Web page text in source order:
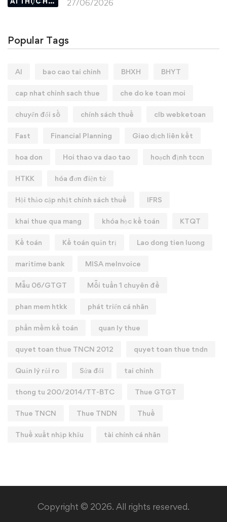
27/06/2026
Popular Tags
AI bao cao tai chinh BHXH BHYT
cap nhat chinh sach thue che do ke toan moi
chuyển đổi số chính sách thuế clb webketoan
Fast Financial Planning Giao dịch liên kết
hoa don Hoi thao va dao tao hoạch định tccn
HTKK hóa đơn điện tử
Hội thảo cập nhật chính sách thuế IFRS
khai thue qua mang khóa học kế toán KTQT
Kế toán Kế toán quản trị Lao dong tien luong
maritime bank MISA meInvoice
Mẫu 06/GTGT Mỗi tuần 1 chuyên đề
phan mem htkk phát triển cá nhân
phần mềm kế toán quan ly thue
quyet toan thue TNCN 2012 quyet toan thue tndn
Quản lý rủi ro Sửa đổi tai chinh
thong tu 200/2014/TT-BTC Thue GTGT
Thue TNCN Thue TNDN Thuế
Thuế xuất nhập khẩu tài chính cá nhân
Copyright © 2026. All rights reserved.